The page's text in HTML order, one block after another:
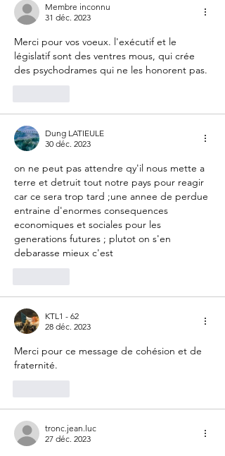
Membre inconnu
31 déc. 2023
Merci pour vos voeux. l'exécutif et le
législatif sont des ventres mous, qui crée
des psychodrames qui ne les honorent pas.
Dung LATIEULE
30 déc. 2023
on ne peut pas attendre qy'il nous mette a
terre et detruit tout notre pays pour reagir
car ce sera trop tard ;une annee de perdue
entraine d'enormes consequences
economiques et sociales pour les
generations futures ; plutot on s'en
debarasse mieux c'est
KTL1 - 62
28 déc. 2023
Merci pour ce message de cohésion et de
fraternité.
tronc.jean.luc
27 déc. 2023